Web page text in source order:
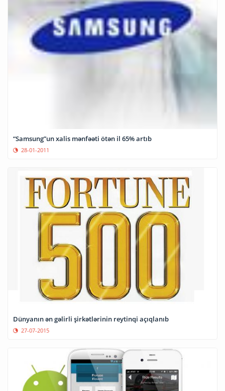
“Samsung”un xalis mənfəəti ötən il 65% artıb
28-01-2011
Dünyanın ən gəlirli şirkətlərinin reytinqi açıqlanıb
27-07-2015